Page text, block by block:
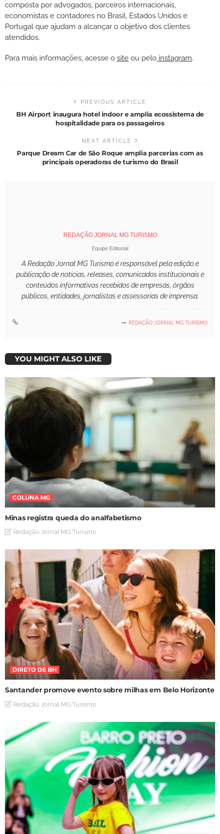
composta por advogados, parceiros internacionais,
economistas e contadores no Brasil, Estados Unidos e
Portugal que ajudam a alcançar o objetivo dos clientes
atendidos.
Para mais informações, acesse o site ou pelo instagram.
PREVIOUS ARTICLE
BH Airport inaugura hotel indoor e amplia ecossistema de
hospitalidade para os passageiros
NEXT ARTICLE
Parque Dream Car de São Roque amplia parcerias com as
principais operadoras de turismo do Brasil
REDAÇÃO JORNAL MG TURISMO
Equipe Editorial
A Redação Jornal MG Turismo é responsável pela edição e
publicação de notícias, releases, comunicados institucionais e
conteúdos informativos recebidos de empresas, órgãos
públicos, entidades, jornalistas e assessorias de imprensa.
REDAÇÃO JORNAL MG TURISMO
YOU MIGHT ALSO LIKE
COLUNA MG
Minas registra queda do analfabetismo
Redação Jornal MG Turismo
DIRETO DE BH
Santander promove evento sobre milhas em Belo Horizonte
Redação Jornal MG Turismo